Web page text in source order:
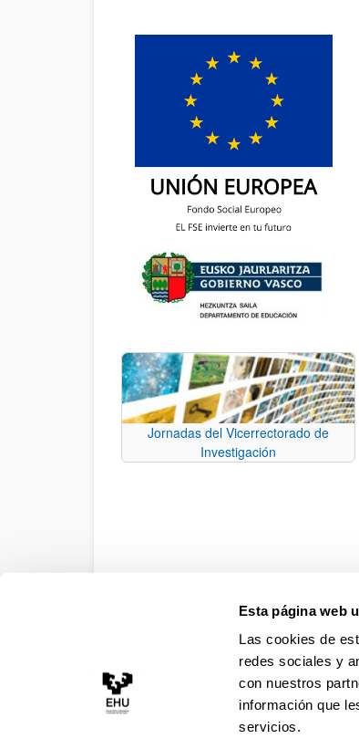
Esta página web
Las cookies de
redes sociales y
con nuestros
información que
servicios.
Jornadas del Vicerrectorado de
Investigación